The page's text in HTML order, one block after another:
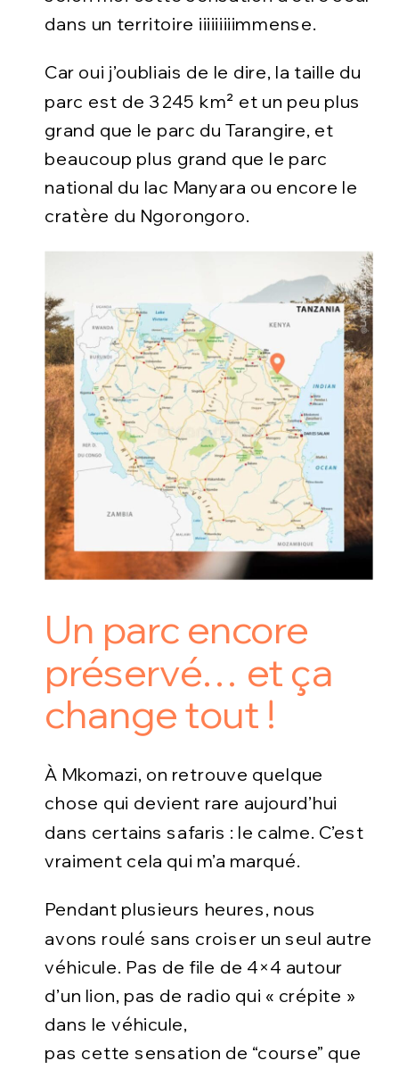
dans un territoire iiiiiiiiimmense.
Car oui j’oubliais de le dire, la taille du
parc est de 3 245 km² et un peu plus
grand que le parc du Tarangire, et
beaucoup plus grand que le parc
national du lac Manyara ou encore le
cratère du Ngorongoro.
Un parc encore
préservé… et ça
change tout !
À Mkomazi, on retrouve quelque
chose qui devient rare aujourd’hui
dans certains safaris : le calme. C’est
vraiment cela qui m’a marqué.
Pendant plusieurs heures, nous
avons roulé sans croiser un seul autre
véhicule. Pas de file de 4×4 autour
d’un lion, pas de radio qui « crépite »
dans le véhicule,
pas cette sensation de “course” que